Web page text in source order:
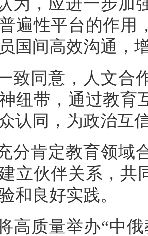
为，应进一步加
遍性平台的作用
国间高效沟通，
致同意，人文合
纽带，通过教育
认同，为政治互
分肯定教育领域
立伙伴关系，共
和良好实践。
高质量举办“中